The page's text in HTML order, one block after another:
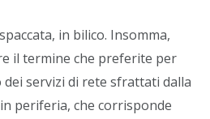
in bilico. Insomma,
il termine che preferite per
servizi di rete sfrattati dalla
periferia, che corrisponde